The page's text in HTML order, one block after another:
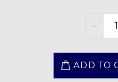
ADD TO